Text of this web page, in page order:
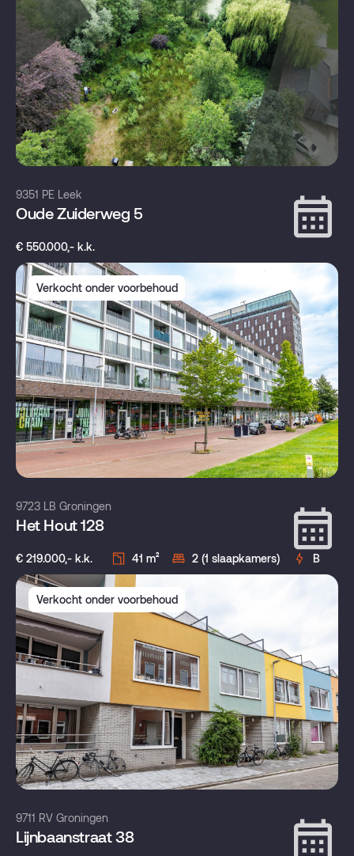
9351 PE Leek
Oude Zuiderweg 5
€ 550.000,- k.k.
Verkocht onder voorbehoud
9723 LB Groningen
Het Hout 128
€ 219.000,- k.k. 41 m² 2 (1 slaapkamers) B
Verkocht onder voorbehoud
9711 RV Groningen
Lijnbaanstraat 38